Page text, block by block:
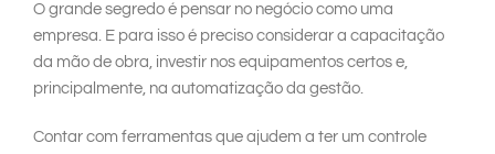
O grande segredo é pensar no negócio como uma
empresa. E para isso é preciso considerar a capacitação
da mão de obra, investir nos equipamentos certos e,
principalmente, na automatização da gestão.
Contar com ferramentas que ajudem a ter um controle